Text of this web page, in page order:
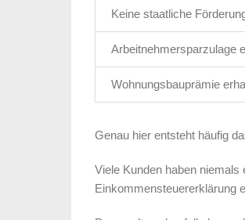
Keine staatliche
Arbeitnehmersparzulage
Wohnungsbauprämie
Genau hier entsteht häufig
Viele Kunden haben niemals
Einkommensteuererklärung